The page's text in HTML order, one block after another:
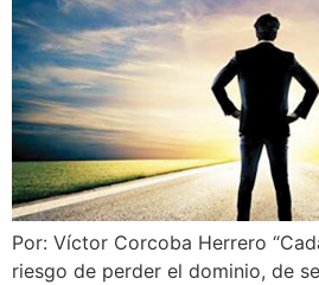
Por: Víctor Corcoba Herrero
riesgo de perder el dominio, de